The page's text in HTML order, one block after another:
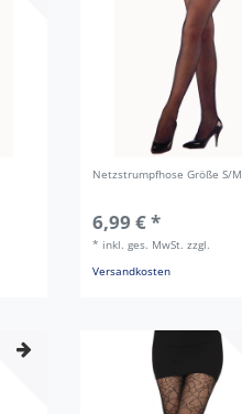
Netzstrumpfhose Größe S/M
6,99 € *
* inkl. ges. MwSt. zzgl.
Versandkosten